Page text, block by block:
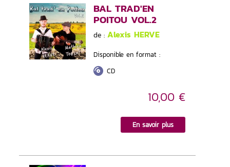
BAL TRAD'EN
POITOU VOL.2
de : Alexis HERVE
Disponible en format :
CD
10,00 €
En savoir plus